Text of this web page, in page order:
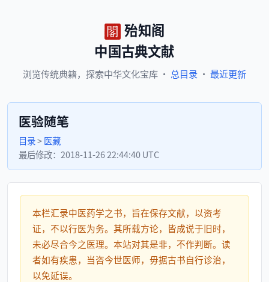
殆知阁
中国古典文献
浏览传统典籍， 探索中华文化宝库 · 总目录 · 最近更新
医验随笔
目录>医藏
最后修改： 2018-11-26 22:44:40 UTC
本栏汇录中医药学之书，旨在保存文献，以资考
证，不以行医为务。其所载方论，皆成说于旧时，
未必尽合今之医理。本站对其是非，不作判断。读
者如有疾患，当咨今世医师，毋据古书自行诊治，
以免延误。